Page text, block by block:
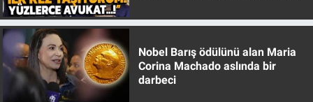
Nobel Barış ödülünü alan Maria
Corina Machado aslında bir
darbeci
Türkiye'nin Geleceği
Türkiye'nin Gündemi
Yerel Gündem